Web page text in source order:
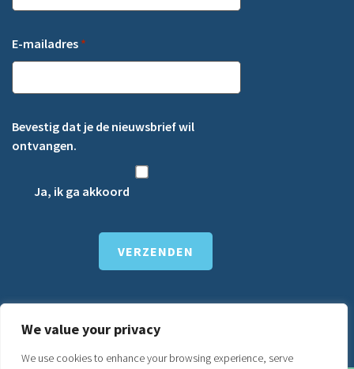
We value your privacy
We use cookies to enhance your browsing experience, serve
E-mailadres *
Bevestig dat je de nieuwsbrief wil
ontvangen.
Ja, ik ga akkoord